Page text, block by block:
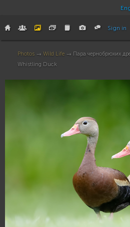
Sign in
Photos → Wild Life → Пара чернобрюхих
Whistling Duck